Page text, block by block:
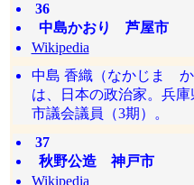
36
中島かおり 芦屋市
Wikipedia
中島 香織（なかじま か
は、日本の政治家。兵
市議会議員（3期）。
37
秋野公造 神戸市
Wikipedia